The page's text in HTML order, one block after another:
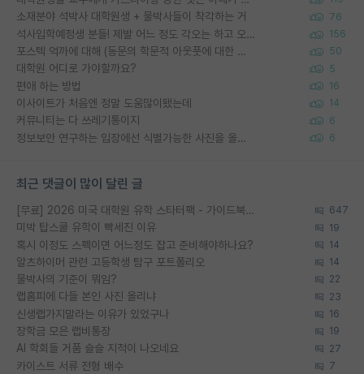
소재분야 석박사 대학원생 + 물박사들이 착각하는 거 76
석사입학예정생 분들! 제발 어느 정도 각오는 하고 오세요. 156
포스텍 억까에 대해 (동문의 학문적 아웃풋에 대한 반박) 50
대학원 어디로 가야할까요? 5
편애 하는 방법 16
이사이트가 처음엔 정말 도움많이됐는데 14
커뮤니티는 다 쓰레기통이지 6
정보보안 연구하는 입장에선 식별가능한 사진을 올리는건 비추이긴함 6
최근 댓글이 많이 달린 글
[무료] 2026 미국 대학원 유학 스타터팩 - 가이드북 & 합격자 컨택메일 템플릿 647
미박 탑스쿨 유학이 빡세진 이유 19
혹시 이정도 스펙이면 어느정도 잡고 준비해야하나요? 14
알츠하이머 관련 고등학생 탐구 포트폴리오 14
물박사의 기준이 뭐임? 22
랩홈피에 다들 본인 사진 올리냐 23
신생랩가지말라는 이유가 있었구나 16
장학금 모은 랩비통장 19
AI 학회들 거품 슬슬 지적이 나오네요 27
카이스트 서류 전형 배수 7